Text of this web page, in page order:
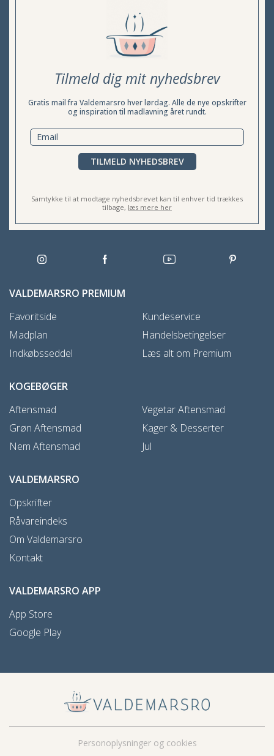
Tilmeld dig mit nyhedsbrev
Gratis mail fra Valdemarsro hver lørdag. Alle de nye opskrifter
og inspiration til madlavning året rundt.
TILMELD NYHEDSBREV
Samtykke til at modtage nyhedsbrevet kan til enhver tid trækkes
tilbage, læs mere her
VALDEMARSRO PREMIUM
Favoritside
Madplan
Indkøbsseddel
Kundeservice
Handelsbetingelser
Læs alt om Premium
KOGEBØGER
Aftensmad
Grøn Aftensmad
Nem Aftensmad
Vegetar Aftensmad
Kager & Desserter
Jul
VALDEMARSRO
Opskrifter
Råvareindeks
Om Valdemarsro
Kontakt
VALDEMARSRO APP
App Store
Google Play
Personoplysninger og cookies